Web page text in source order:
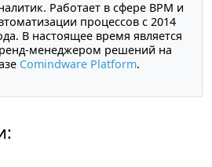
Работает в сфере BPM и
процессов с 2014
В настоящее время является
менеджером решений на
Comindware Platform.